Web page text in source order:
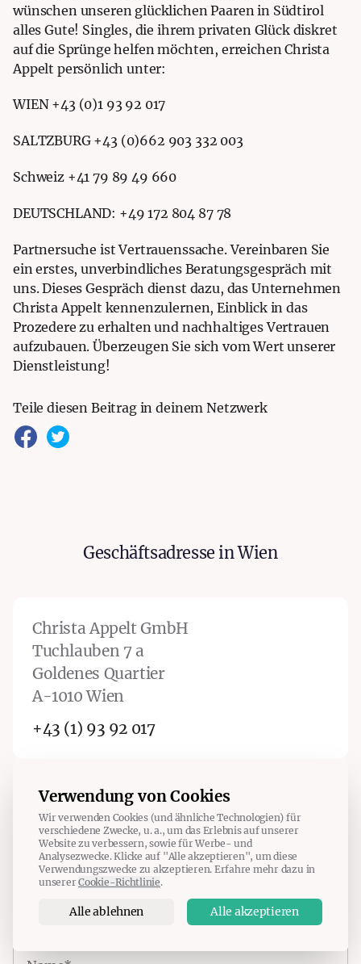
wünschen unseren glücklichen Paaren in Südtirol
alles Gute! Singles, die ihrem privaten Glück diskret
auf die Sprünge helfen möchten, erreichen Christa
Appelt persönlich unter:
WIEN +43 (0)1 93 92 017
SALTZBURG +43 (0)662 903 332 003
Schweiz +41 79 89 49 660
DEUTSCHLAND: +49 172 804 87 78
Partnersuche ist Vertrauenssache. Vereinbaren Sie
ein erstes, unverbindliches Beratungsgespräch mit
uns. Dieses Gespräch dienst dazu, das Unternehmen
Christa Appelt kennenzulernen, Einblick in das
Prozedere zu erhalten und nachhaltiges Vertrauen
aufzubauen. Überzeugen Sie sich vom Wert unserer
Dienstleistung!
Teile diesen Beitrag in deinem Netzwerk
Geschäftsadresse in Wien
Christa Appelt GmbH
Tuchlauben 7 a
Goldenes Quartier
A-1010 Wien
+43 (1) 93 92 017
Ich freue mich auf Ihre
Nachricht – persönlich
und diskret.
Verwendung von Cookies
Wir verwenden Cookies (und ähnliche Technologien) für
verschiedene Zwecke, u. a., um das Erlebnis auf unserer
Website zu verbessern, sowie für Werbe- und
Analysezwecke. Klicke auf "Alle akzeptieren", um diese
Verwendungszwecke zu akzeptieren. Erfahre mehr dazu in
unsererCookie-Richtlinie.
Alle ablehnen Alle akzeptieren